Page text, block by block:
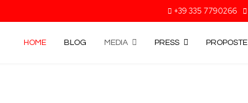
+39 335 7790266
HOME BLOG MEDIA PRESS PROPOSTE